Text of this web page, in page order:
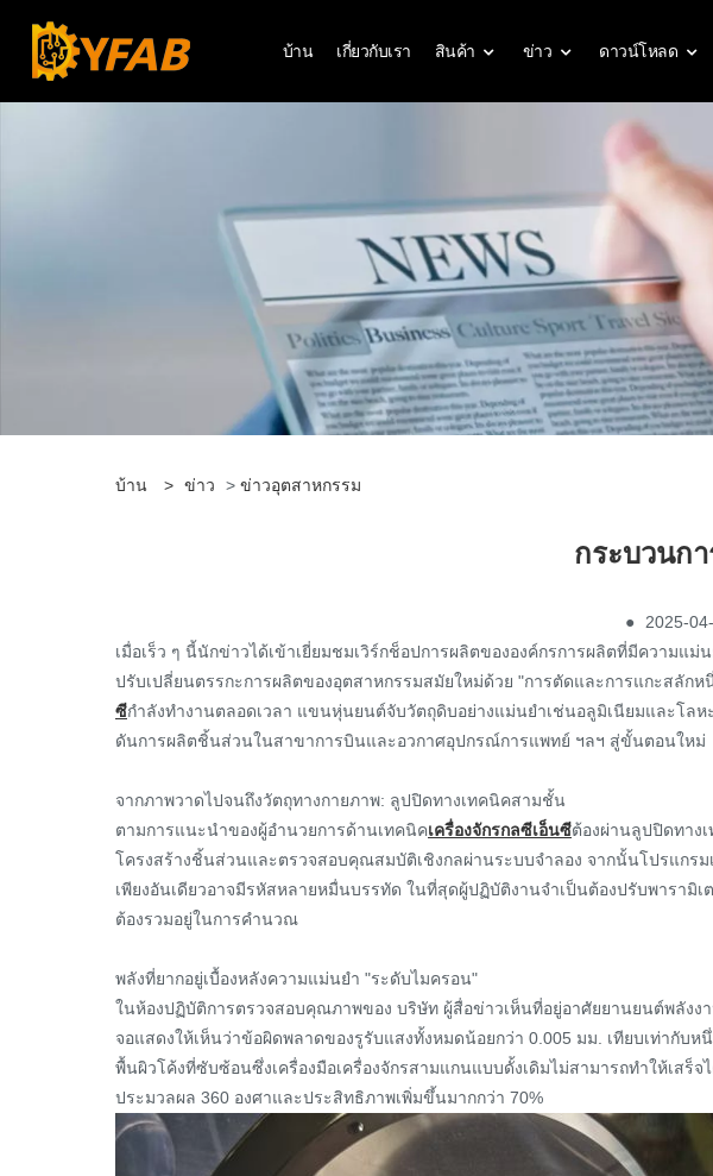
บ้าน เกี่ยวกับเรา สินค้า ข่าว ดาวน์โหลด
บ้าน > ข่าว > ข่าวอุตสาหกรรม
กระบวนก
● 2025-
เมื่อเร็ว ๆ นี้นักข่าวได้เข้าเยี่ยมชมเวิร์กช็อปการผลิตขององค์กรการผลิตที่มีความแ
ปรับเปลี่ยนตรรกะการผลิตของอุตสาหกรรมสมัยใหม่ด้วย "การตัดและการแกะสลั
ซีกำลังทำงานตลอดเวลา แขนหุ่นยนต์จับวัตถุดิบอย่างแม่นยำเช่นอลูมิเนียมและโล
ดันการผลิตชิ้นส่วนในสาขาการบินและอวกาศอุปกรณ์การแพทย์ ฯลฯ สู่ขั้นตอนใหม่
จากภาพวาดไปจนถึงวัตถุทางกายภาพ: ลูปปิดทางเทคนิคสามชั้น
ตามการแนะนำของผู้อำนวยการด้านเทคนิคเครื่องจักรกลซีเอ็นซีต้องผ่านลูปปิดทาง
โครงสร้างชิ้นส่วนและตรวจสอบคุณสมบัติเชิงกลผ่านระบบจำลอง จากนั้นโปรแกรม
เพียงอันเดียวอาจมีรหัสหลายหมื่นบรรทัด ในที่สุดผู้ปฏิบัติงานจำเป็นต้องปรับพารา
ต้องรวมอยู่ในการคำนวณ
พลังที่ยากอยู่เบื้องหลังความแม่นยำ "ระดับไมครอน"
ในห้องปฏิบัติการตรวจสอบคุณภาพของ บริษัท ผู้สื่อข่าวเห็นที่อยู่อาศัยยานยนต์พลังง
จอแสดงให้เห็นว่าข้อผิดพลาดของรูรับแสงทั้งหมดน้อยกว่า 0.005 มม. เทียบเท่ากับ
พื้นผิวโค้งที่ซับซ้อนซึ่งเครื่องมือเครื่องจักรสามแกนแบบดั้งเดิมไม่สามารถทำให้เสร็
ประมวลผล 360 องศาและประสิทธิภาพเพิ่มขึ้นมากกว่า 70%